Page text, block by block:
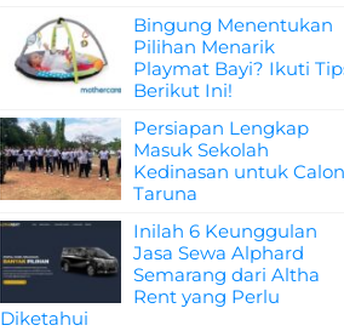
Bingung Menentukan
Pilihan Menarik
Playmat Bayi? Ikuti
Berikut Ini!
Persiapan Lengkap
Masuk Sekolah
Kedinasan untuk Calon
Taruna
Inilah 6 Keunggulan
Jasa Sewa Alphard
Semarang dari Altha
Rent yang Perlu
Diketahui